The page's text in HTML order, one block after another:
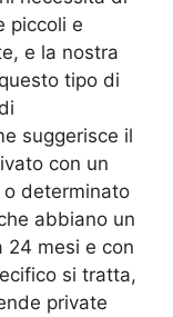
piccoli e
e la nostra
tipo di
suggerisce il
con un
determinato
abbiano un
24 mesi e con
si tratta,
private